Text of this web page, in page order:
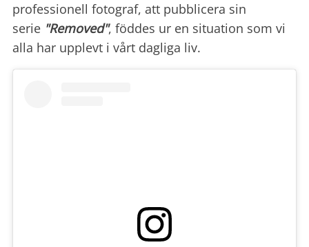
professionell fotograf, att pubblicera sin
serie "Removed", föddes ur en situation som vi
alla har upplevt i vårt dagliga liv.